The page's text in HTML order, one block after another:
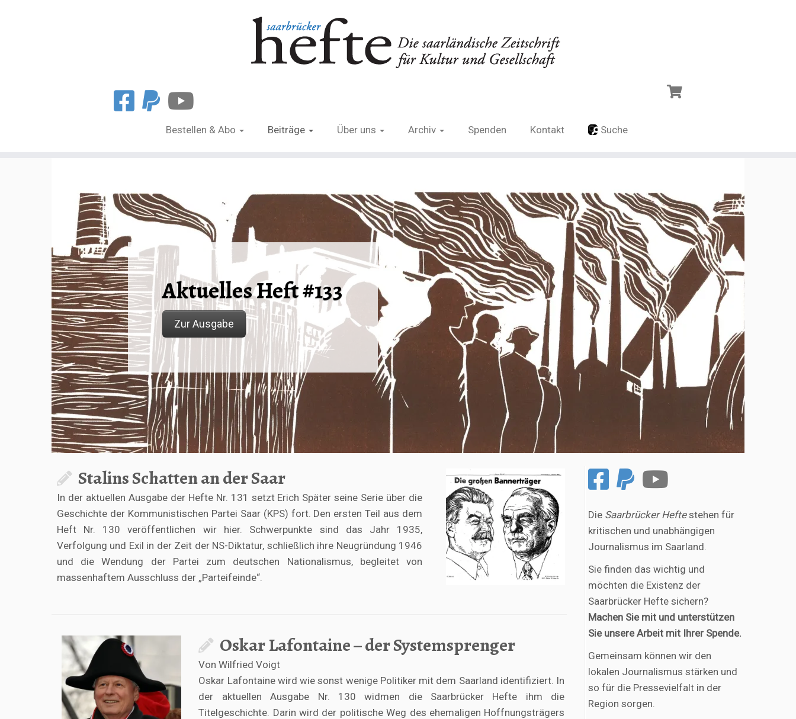
Bestellen & Abo Beiträge Über uns Archiv Spenden Kontakt Suche
Aktuelles Heft #133
Zur Ausgabe
Stalins Schatten an der Saar
In der aktuellen Ausgabe der Hefte Nr. 131 setzt Erich Später seine Serie über die
Geschichte der Kommunistischen Partei Saar (KPS) fort. Den ersten Teil aus dem
Heft Nr. 130 veröffentlichen wir hier. Schwerpunkte sind das Jahr 1935,
Verfolgung und Exil in der Zeit der NS-Diktatur, schließlich ihre Neugründung 1946
und die Wendung der Partei zum deutschen Nationalismus, begleitet von
massenhaftem Ausschluss der „Parteifeinde“.
Oskar Lafontaine – der Systemsprenger
Von Wilfried Voigt
Oskar Lafontaine wird wie sonst wenige Politiker mit dem Saarland identifiziert. In
der aktuellen Ausgabe Nr. 130 widmen die Saarbrücker Hefte ihm die
Titelgeschichte. Darin wird der politische Weg des ehemaligen Hoffnungsträgers
Die Saarbrücker Heftestehen für
kritischen und unabhängigen
Journalismus im Saarland.
Sie finden das wichtig und
möchten die Existenz der
Saarbrücker Hefte sichern?
Machen Sie mit und unterstützen
Sie unsere Arbeit mit Ihrer Spende.
Gemeinsam können wir den
lokalen Journalismus stärken und
so für die Pressevielfalt in der
Region sorgen.